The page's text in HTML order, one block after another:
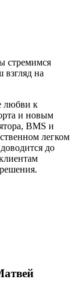
стремимся
взгляд на
любви к
и новым
BMS и
легком
до